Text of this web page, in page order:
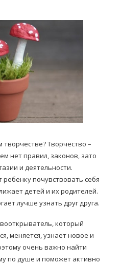
Творчество –
нет правил, законов, зато
и деятельности.
почувствовать себя
детей и их родителей.
лучше узнать друг друга.
который
меняется, узнает новое и
очень важно найти
по душе и поможет активно